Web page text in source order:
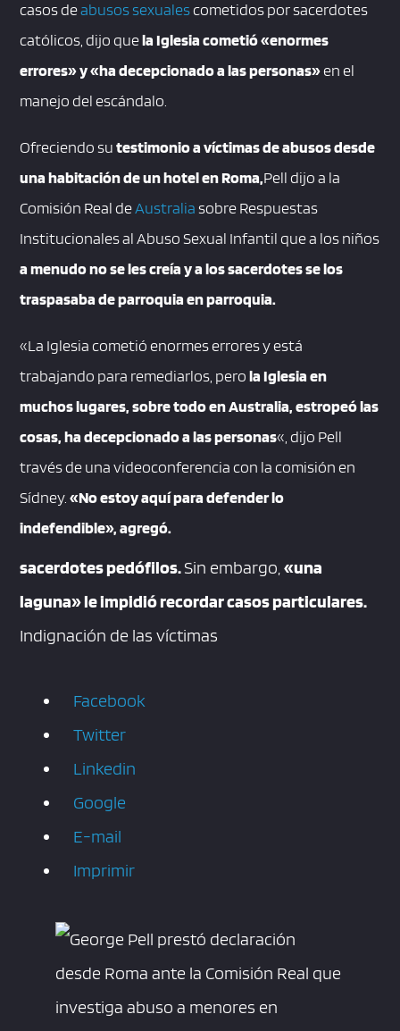
casos deabusos sexualescometidos por sacerdotes
católicos, dijo quela Iglesia cometió «enormes
errores» y «ha decepcionado a las personas»en el
manejo del escándalo.
Ofreciendo sutestimonio a víctimas de abusos desde
una habitación de un hotel en Roma,Pell dijo a la
Comisión Real deAustralia sobre Respuestas
Institucionales al Abuso Sexual Infantil que a los niños
a menudo no se les creía y a los sacerdotes se los
traspasaba de parroquia en parroquia.
«La Iglesia cometió enormes errores y está
trabajando para remediarlos, perola Iglesia en
muchos lugares, sobre todo en Australia, estropeó las
cosas, ha decepcionado a las personas«, dijo Pell
través de una videoconferencia con la comisión en
Sídney.«No estoy aquí para defender lo
indefendible», agregó.
sacerdotes pedófilos.Sin embargo,«una
laguna» le impidió recordar casos particulares.
Indignación de las víctimas
Facebook
Twitter
Linkedin
Google
E-mail
Imprimir